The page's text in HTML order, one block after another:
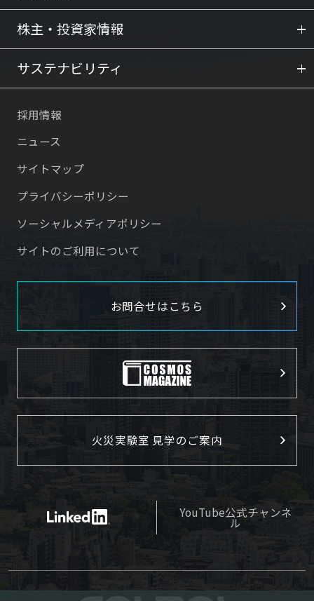
株主・投資家情報
サステナビリティ
採用情報
ニュース
サイトマップ
プライバシーポリシー
ソーシャルメディアポリシー
サイトのご利用について
お問合せはこちら
火災実験室 見学のご案内
YouTube公式チャンネ
ル